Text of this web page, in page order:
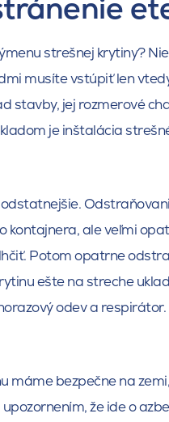
strešnej krytiny?
musíte vstúpiť len
stavby, jej rozmerové
je inštalácia
kontajnera, ale veľmi
Potom opatrne
ešte na streche
odev a
máme bezpečne na
že ide o